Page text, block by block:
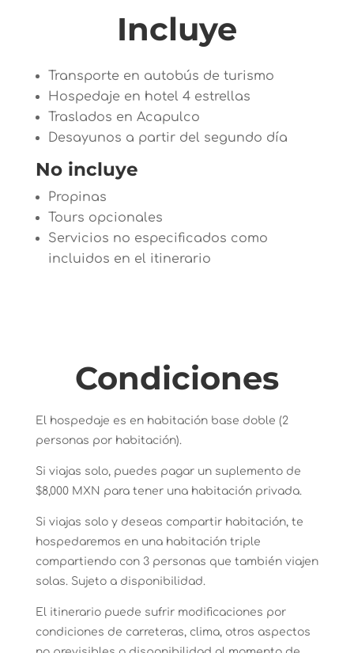
Incluye
Transporte en autobús de turismo
Hospedaje en hotel 4 estrellas
Traslados en Acapulco
Desayunos a partir del segundo día
No incluye
Propinas
Tours opcionales
Servicios no especificados como
incluidos en el itinerario
Condiciones
El hospedaje es en habitación base doble (2
personas por habitación).
Si viajas solo, puedes pagar un suplemento de
$8,000 MXN para tener una habitación privada.
Si viajas solo y deseas compartir habitación, te
hospedaremos en una habitación triple
compartiendo con 3 personas que también viajen
solas. Sujeto a disponibilidad.
El itinerario puede sufrir modificaciones por
condiciones de carreteras, clima, otros aspectos